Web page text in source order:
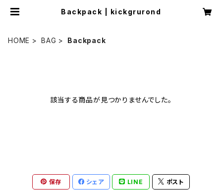
Backpack | kickgrurond
HOME BAG Backpack
該当する商品が見つかりませんでした。
保存 シェア LINE ポスト